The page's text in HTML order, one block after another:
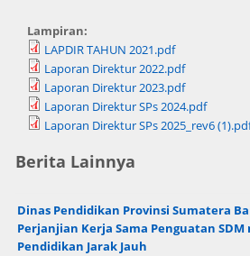
Lampiran:
LAPDIR TAHUN 2021.pdf
Laporan Direktur 2022.pdf
Laporan Direktur 2023.pdf
Laporan Direktur SPs 2024.pdf
Laporan Direktur SPs 2025_rev6
Berita Lainnya
Dinas Pendidikan Provinsi Sumatera
Perjanjian Kerja Sama Penguatan
Pendidikan Jarak Jauh